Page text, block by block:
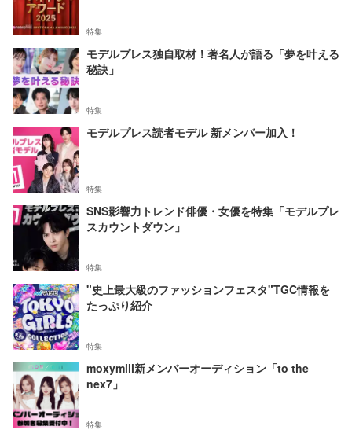
特集
モデルプレス独自取材！著名人が語る「夢を叶える
秘訣」
特集
モデルプレス読者モデル 新メンバー加入！
特集
SNS影響力トレンド俳優・女優を特集「モデルプレ
スカウントダウン」
特集
"史上最大級のファッションフェスタ"TGC情報を
たっぷり紹介
特集
moxymill新メンバーオーディション「to the
nex7」
特集